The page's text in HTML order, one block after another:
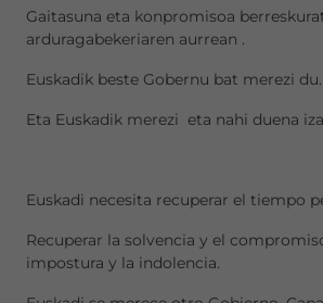
Gaitasuna eta konpromisoa
arduragabekeriaren aurrean .
Euskadik beste Gobernu bat merezi du.
Eta Euskadik merezi eta nahi duena
Euskadi necesita recuperar el tiempo
Recuperar la solvencia y el
impostura y la indolencia.